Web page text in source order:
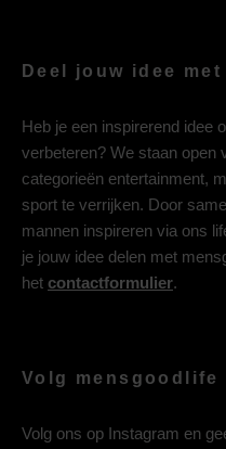
Deel jouw idee met
Heb je een inspirerend idee
verbeteren? We staan open
categorieën entertainment,
sport te verrijken. Door
mannen inspireren via ons
je jouw idee delen met
het contactformulier.
Volg mensgoodlife
Volg ons op Instagram en